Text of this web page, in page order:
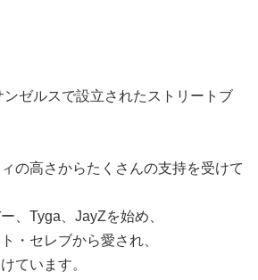
ゼルスで設立されたストリートブ
の高さからたくさんの支持を受けて
、Tyga、JayZを始め、
・セレブから愛され、
ています。